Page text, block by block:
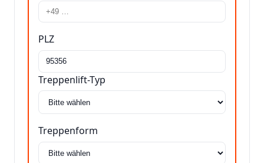
PLZ
Treppenlift-Typ
Treppenform